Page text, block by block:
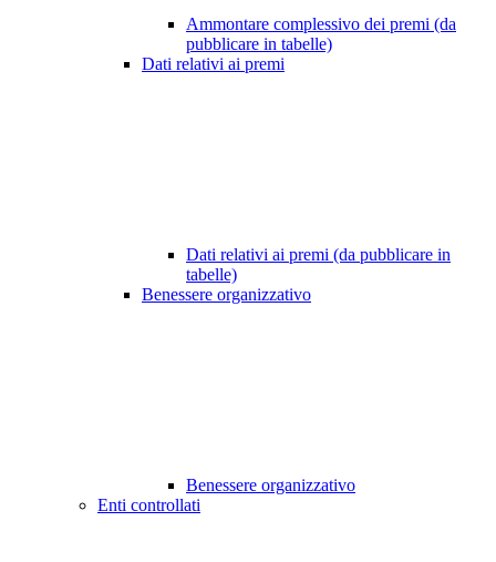
Ammontare complessivo dei premi (da
pubblicare in tabelle)
Dati relativi ai premi
Dati relativi ai premi (da pubblicare in
tabelle)
Benessere organizzativo
Benessere organizzativo
Enti controllati